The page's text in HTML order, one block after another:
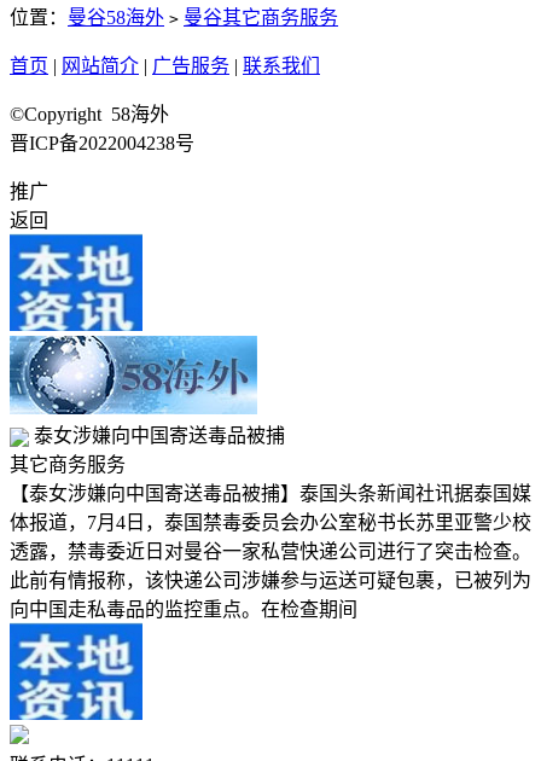
位置： 曼谷58海外 > 曼谷其它商务服务
首页 | 网站简介 | 广告服务 | 联系我们
©Copyright 58海外
晋ICP备2022004238号
推广
返回
泰女涉嫌向中国寄送毒品被捕
其它商务服务
【泰女涉嫌向中国寄送毒品被捕】泰国头条新闻社讯据泰国媒
体报道，7月4日，泰国禁毒委员会办公室秘书长苏里亚警少校
透露，禁毒委近日对曼谷一家私营快递公司进行了突击检查。
此前有情报称，该快递公司涉嫌参与运送可疑包裹，已被列为
向中国走私毒品的监控重点。在检查期间